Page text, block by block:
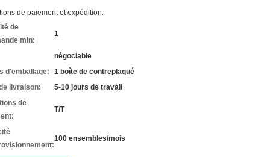
de paiement et expédition:
de
min:
1
négociable
d'emballage:
1 boîte de contreplaqué
livraison:
5-10 jours de travail
de
T/T
100 ensembles/mois